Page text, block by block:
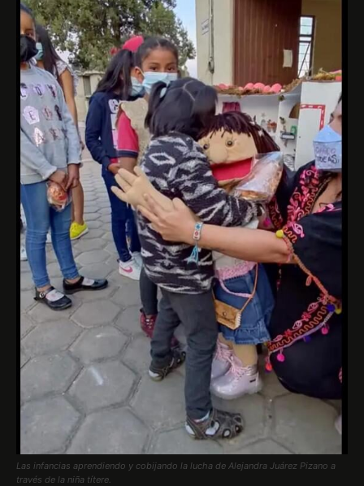
Las infancias aprendiendo y cobijando la lucha de Alejandra Juárez Pizano a
través de la niña títere.